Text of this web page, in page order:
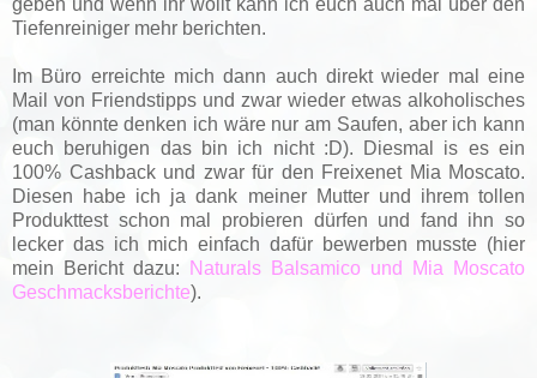
Tiefenreiniger mehr berichten.
Im Büro erreichte mich dann auch direkt wieder mal eine
Mail von Friendstipps und zwar wieder etwas alkoholisches
(man könnte denken ich wäre nur am Saufen, aber ich kann
euch beruhigen das bin ich nicht :D). Diesmal is es ein
100% Cashback und zwar für den Freixenet Mia Moscato.
Diesen habe ich ja dank meiner Mutter und ihrem tollen
Produkttest schon mal probieren dürfen und fand ihn so
lecker das ich mich einfach dafür bewerben musste (hier
mein Bericht dazu:
Naturals Balsamico und Mia Moscato
Geschmacksberichte).